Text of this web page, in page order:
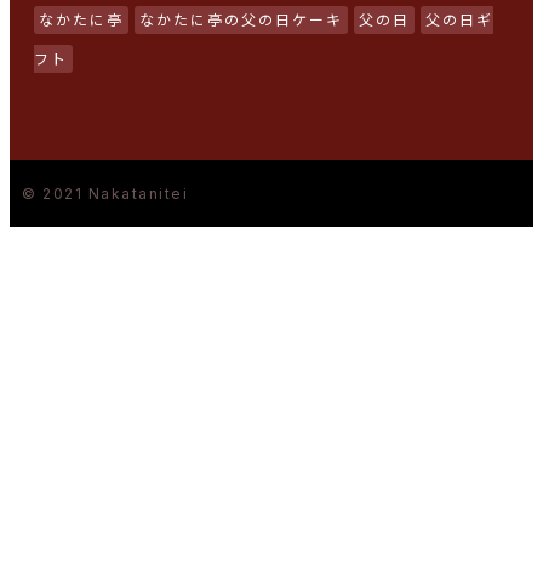
なかたに亭 なかたに亭の父の日ケーキ 父の日
父の日ギ
フト
© 2021 Nakatanitei